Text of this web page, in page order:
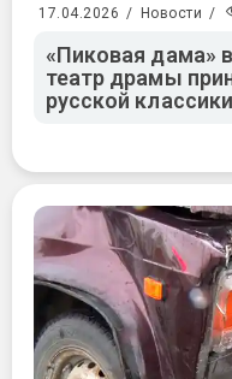
17.04.2026 / Новости /
«Пиковая дама»
театр драмы
русской